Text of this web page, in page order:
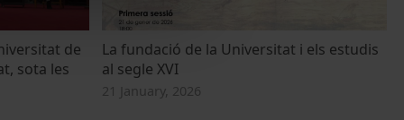
de
sota les
La fundació de la Universitat i els estudis
al segle XVI
21 January, 2026